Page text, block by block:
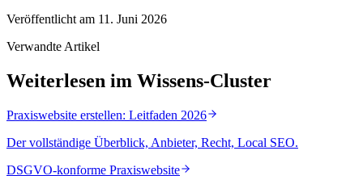
Veröffentlicht am 11. Juni 2026
Verwandte Artikel
Weiterlesen im Wissens-Cluster
Praxiswebsite erstellen: Leitfaden 2026
Der vollständige Überblick, Anbieter, Recht, Local SEO.
DSGVO-konforme Praxiswebsite